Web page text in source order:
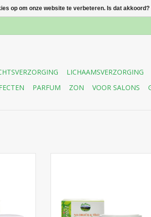
LICHAAMSVERZORGING
PARFUM ZON VOOR SALONS
op om onze website te verbeteren. Is dat akkoord?